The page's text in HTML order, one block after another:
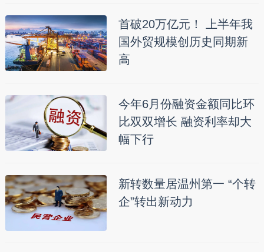
首破20万亿元！ 上半年我
国外贸规模创历史同期新
高
今年6月份融资金额同比环
比双双增长 融资利率却大
幅下行
新转数量居温州第一 “个转
企”转出新动力